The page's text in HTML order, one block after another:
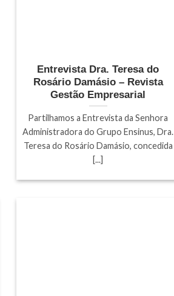
Entrevista Dra. Teresa do
Rosário Damásio – Revista
Gestão Empresarial
Partilhamos a Entrevista da Senhora
Administradora do Grupo Ensinus, Dra.
Teresa do Rosário Damásio, concedida
[...]